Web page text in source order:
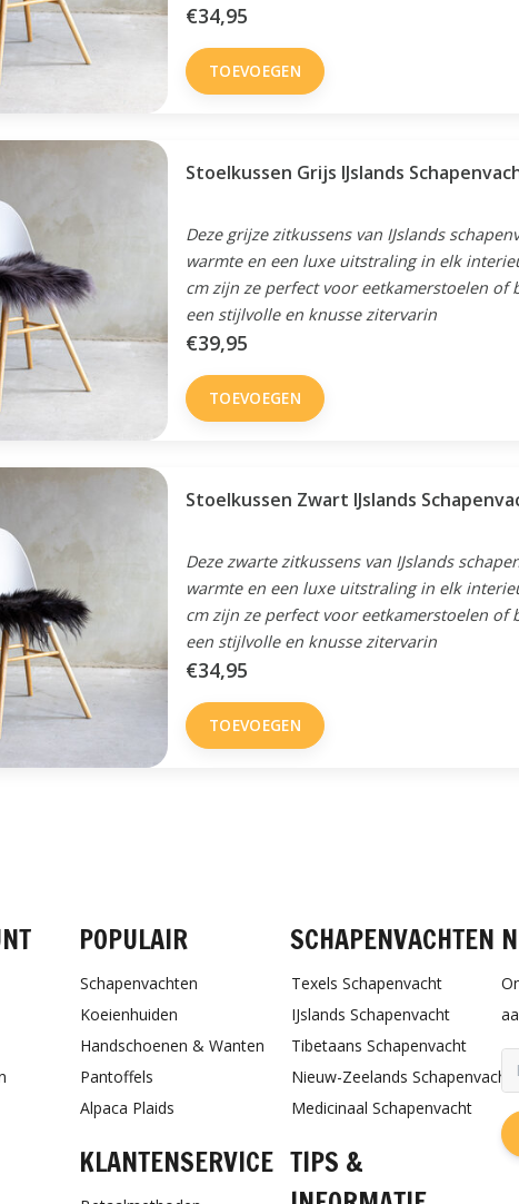
€34,95
TOEVOEGEN
Stoelkussen Grijs IJslands
Deze grijze zitkussens van IJslands
warmte en een luxe uitstraling in elk
cm zijn ze perfect voor eetkamerstoelen of
een stijlvolle en knusse zitervarin
€39,95
TOEVOEGEN
Stoelkussen Zwart IJslands
Deze zwarte zitkussens van IJslands
warmte en een luxe uitstraling in elk
cm zijn ze perfect voor eetkamerstoelen of
een stijlvolle en knusse zitervarin
€34,95
TOEVOEGEN
POPULAIR
Schapenvachten
Koeienhuiden
Handschoenen & Wanten
Pantoffels
Alpaca Plaids
SCHAPENVACHTEN
Texels Schapenvacht
IJslands Schapenvacht
Tibetaans Schapenvacht
Nieuw-Zeelands Schapenvacht
Medicinaal Schapenvacht
KLANTENSERVICE TIPS &